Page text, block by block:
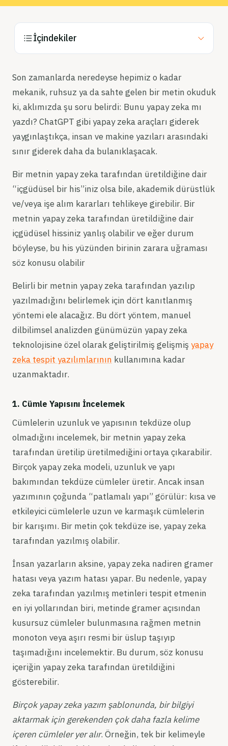
İçindekiler
Son zamanlarda neredeyse hepimiz o kadar
mekanik, ruhsuz ya da sahte gelen bir metin okuduk
ki, aklımızda şu soru belirdi: Bunu yapay zeka mı
yazdı? ChatGPT gibi yapay zeka araçları giderek
yaygınlaştıkça, insan ve makine yazıları arasındaki
sınır giderek daha da bulanıklaşacak.
Bir metnin yapay zeka tarafından üretildiğine dair
“içgüdüsel bir his”iniz olsa bile, akademik dürüstlük
ve/veya işe alım kararları tehlikeye girebilir. Bir
metnin yapay zeka tarafından üretildiğine dair
içgüdüsel hissiniz yanlış olabilir ve eğer durum
böyleyse, bu his yüzünden birinin zarara uğraması
söz konusu olabilir
Belirli bir metnin yapay zeka tarafından yazılıp
yazılmadığını belirlemek için dört kanıtlanmış
yöntemi ele alacağız. Bu dört yöntem, manuel
dilbilimsel analizden günümüzün yapay zeka
teknolojisine özel olarak geliştirilmiş gelişmiş yapay
zeka tespit yazılımlarının kullanımına kadar
uzanmaktadır.
1. Cümle Yapısını İncelemek
Cümlelerin uzunluk ve yapısının tekdüze olup
olmadığını incelemek, bir metnin yapay zeka
tarafından üretilip üretilmediğini ortaya çıkarabilir.
Birçok yapay zeka modeli, uzunluk ve yapı
bakımından tekdüze cümleler üretir. Ancak insan
yazımının çoğunda “patlamalı yapı” görülür: kısa ve
etkileyici cümlelerle uzun ve karmaşık cümlelerin
bir karışımı. Bir metin çok tekdüze ise, yapay zeka
tarafından yazılmış olabilir.
İnsan yazarların aksine, yapay zeka nadiren gramer
hatası veya yazım hatası yapar. Bu nedenle, yapay
zeka tarafından yazılmış metinleri tespit etmenin
en iyi yollarından biri, metinde gramer açısından
kusursuz cümleler bulunmasına rağmen metnin
monoton veya aşırı resmi bir üslup taşıyıp
taşımadığını incelemektir. Bu durum, söz konusu
içeriğin yapay zeka tarafından üretildiğini
gösterebilir.
Birçok yapay zeka yazım şablonunda, bir bilgiyi
aktarmak için gerekenden çok daha fazla kelime
içeren cümleler yer alır. Örneğin, tek bir kelimeyle